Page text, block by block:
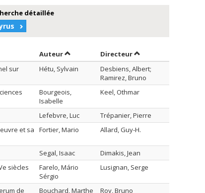
détaillée
AuteurTrier par auteur en ordre décroissant
Directeurpar contributeur en
sur
Hétu, Sylvain
Desbiens, Albert;
Ramirez, Bruno
Bourgeois,
Isabelle
Keel, Othmar
Lefebvre, Luc
Trépanier, Pierre
et sa
Fortier, Mario Allard, Guy-H.
Segal, Isaac
Dimakis, Jean
siècles
Farelo, Mário
Sérgio
Lusignan, Serge
de
Bouchard, Marthe Roy, Bruno